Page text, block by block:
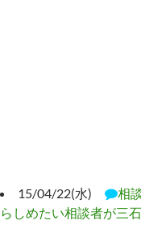
15/04/22(水)
相
らしめたい相談者が三